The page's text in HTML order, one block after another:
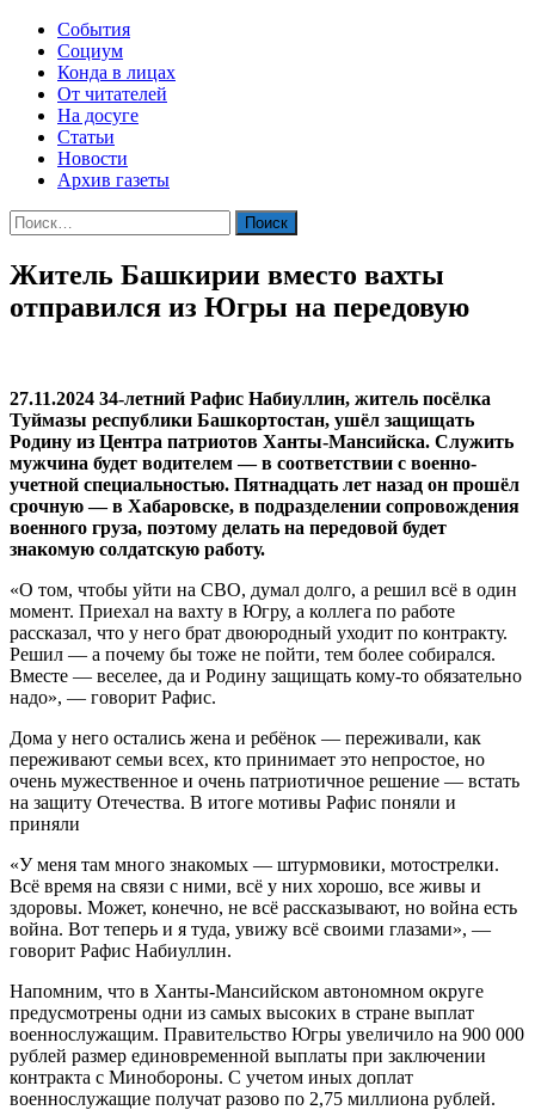
События
Социум
Конда в лицах
От читателей
На досуге
Статьи
Новости
Архив газеты
Найти:
Житель Башкирии вместо вахты
отправился из Югры на передовую
27.11.2024 34-летний Рафис Набиуллин, житель посёлка
Туймазы республики Башкортостан, ушёл защищать
Родину из Центра патриотов Ханты-Мансийска. Служить
мужчина будет водителем — в соответствии с военно-
учетной специальностью. Пятнадцать лет назад он прошёл
срочную — в Хабаровске, в подразделении сопровождения
военного груза, поэтому делать на передовой будет
знакомую солдатскую работу.
«О том, чтобы уйти на СВО, думал долго, а решил всё в один
момент. Приехал на вахту в Югру, а коллега по работе
рассказал, что у него брат двоюродный уходит по контракту.
Решил — а почему бы тоже не пойти, тем более собирался.
Вместе — веселее, да и Родину защищать кому-то обязательно
надо», — говорит Рафис.
Дома у него остались жена и ребёнок — переживали, как
переживают семьи всех, кто принимает это непростое, но
очень мужественное и очень патриотичное решение — встать
на защиту Отечества. В итоге мотивы Рафис поняли и
приняли
«У меня там много знакомых — штурмовики, мотострелки.
Всё время на связи с ними, всё у них хорошо, все живы и
здоровы. Может, конечно, не всё рассказывают, но война есть
война. Вот теперь и я туда, увижу всё своими глазами», —
говорит Рафис Набиуллин.
Напомним, что в Ханты-Мансийском автономном округе
предусмотрены одни из самых высоких в стране выплат
военнослужащим. Правительство Югры увеличило на 900 000
рублей размер единовременной выплаты при заключении
контракта с Минобороны. С учетом иных доплат
военнослужащие получат разово по 2,75 миллиона рублей.